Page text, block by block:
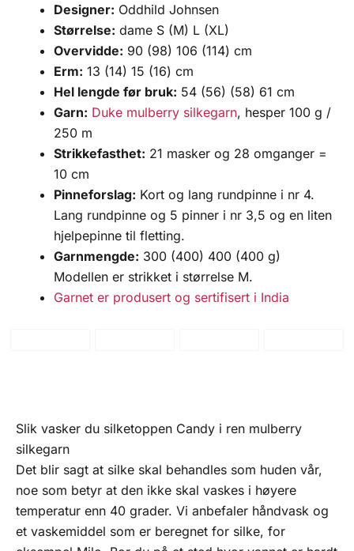
Designer: Oddhild Johnsen
Størrelse: dame S (M) L (XL)
Overvidde: 90 (98) 106 (114) cm
Erm: 13 (14) 15 (16) cm
Hel lengde før bruk: 54 (56) (58) 61 cm
Garn: Duke mulberry silkegarn, hesper 100 g /
250 m
Strikkefasthet: 21 masker og 28 omganger =
10 cm
Pinneforslag: Kort og lang rundpinne i nr 4.
Lang rundpinne og 5 pinner i nr 3,5 og en liten
hjelpepinne til fletting.
Garnmengde: 300 (400) 400 (400 g)
Modellen er strikket i størrelse M.
Garnet er produsert og sertifisert i India
Slik vasker du silketoppen Candy i ren mulberry
silkegarn
Det blir sagt at silke skal behandles som huden vår,
noe som betyr at den ikke skal vaskes i høyere
temperatur enn 40 grader. Vi anbefaler håndvask og
et vaskemiddel som er beregnet for silke, for